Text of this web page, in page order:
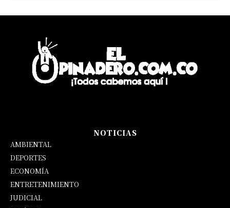
NOTICIAS
AMBIENTAL
DEPORTES
ECONOMÍA
ENTRETENIMIENTO
JUDICIAL